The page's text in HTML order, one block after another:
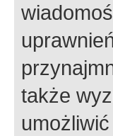
także